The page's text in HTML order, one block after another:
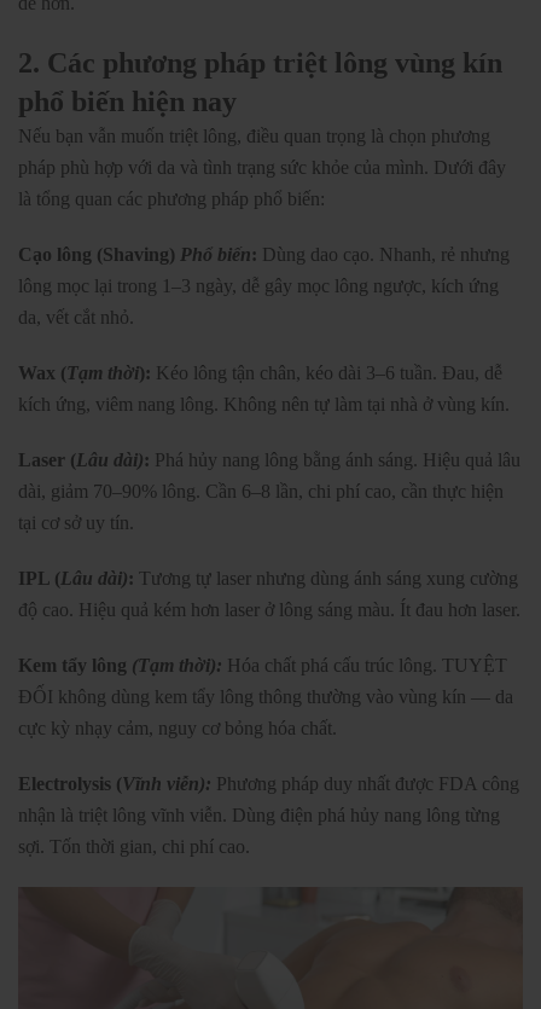
2. Các phương pháp triệt lông vùng kín
phổ biến hiện nay
Nếu bạn vẫn muốn triệt lông, điều quan trọng là chọn phương
pháp phù hợp với da và tình trạng sức khỏe của mình. Dưới đây
là tổng quan các phương pháp phổ biến:
Cạo lông (Shaving) Phổ biến: Dùng dao cạo. Nhanh, rẻ nhưng
lông mọc lại trong 1–3 ngày, dễ gây mọc lông ngược, kích ứng
da, vết cắt nhỏ.
Wax (Tạm thời): Kéo lông tận chân, kéo dài 3–6 tuần. Đau, dễ
kích ứng, viêm nang lông. Không nên tự làm tại nhà ở vùng kín.
Laser (Lâu dài): Phá hủy nang lông bằng ánh sáng. Hiệu quả lâu
dài, giảm 70–90% lông. Cần 6–8 lần, chi phí cao, cần thực hiện
tại cơ sở uy tín.
IPL (Lâu dài): Tương tự laser nhưng dùng ánh sáng xung cường
độ cao. Hiệu quả kém hơn laser ở lông sáng màu. Ít đau hơn laser.
Kem tẩy lông (Tạm thời): Hóa chất phá cấu trúc lông. TUYỆT
ĐỐI không dùng kem tẩy lông thông thường vào vùng kín — da
cực kỳ nhạy cảm, nguy cơ bỏng hóa chất.
Electrolysis (Vĩnh viễn): Phương pháp duy nhất được FDA công
nhận là triệt lông vĩnh viễn. Dùng điện phá hủy nang lông từng
sợi. Tốn thời gian, chi phí cao.